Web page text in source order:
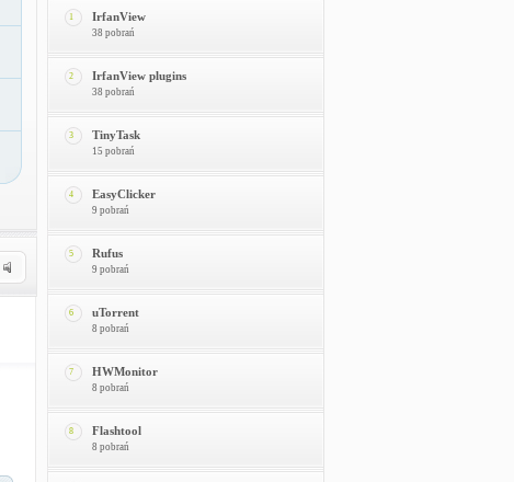
1 IrfanView
38 pobrań
2 IrfanView plugins
38 pobrań
3 TinyTask
15 pobrań
4 EasyClicker
9 pobrań
5 Rufus
9 pobrań
6 uTorrent
8 pobrań
7 HWMonitor
8 pobrań
8 Flashtool
8 pobrań